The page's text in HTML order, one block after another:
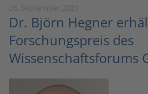
Dr. Björn Hegner
Forschungspreis des
Wissenschaftsforums